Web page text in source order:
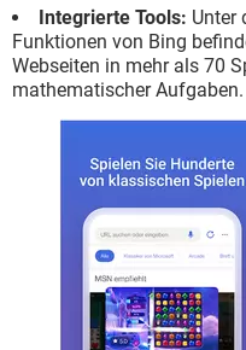
Integrierte Tools: Unter
Funktionen von Bing
Webseiten in mehr als 70
mathematischer Aufgaben.